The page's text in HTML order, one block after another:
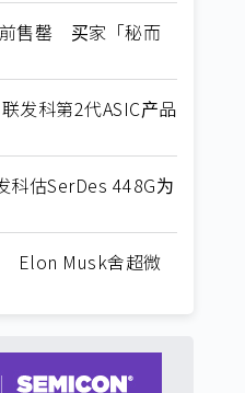
售罄 买家「秘而
发科第2代ASIC产品
估SerDes 448G为
Elon Musk舍超微